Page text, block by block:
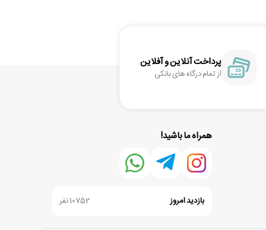
پرداخت آنلاین و آفلاین
از تمام درگاه های بانکی
همراه ما باشید!
بازدید امروز 10752 نفر